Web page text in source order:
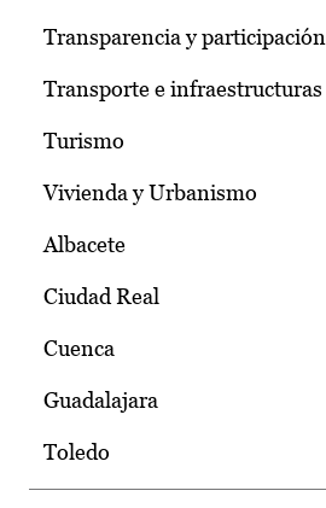
Transparencia y participación
Transporte e infraestructuras
Turismo
Vivienda y Urbanismo
Albacete
Ciudad Real
Cuenca
Guadalajara
Toledo